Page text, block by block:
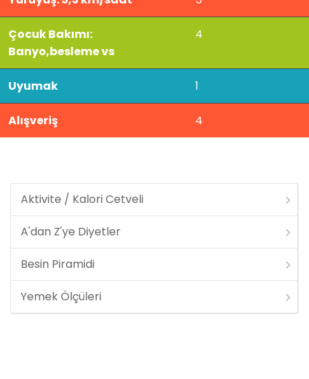
Çocuk Bakımı:
Banyo,besleme vs
4
Uyumak 1
Alışveriş 4
Aktivite / Kalori Cetveli
A'dan Z'ye Diyetler
Besin Piramidi
Yemek Ölçüleri